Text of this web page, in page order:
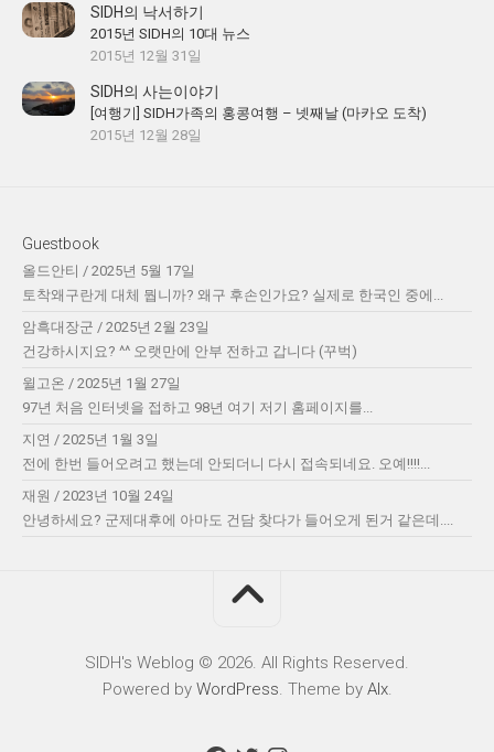
SIDH의 낙서하기
2015년 SIDH의 10대 뉴스
2015년 12월 31일
SIDH의 사는이야기
[여행기] SIDH가족의 홍콩여행 – 넷째날 (마카오 도착)
2015년 12월 28일
Guestbook
올드안티 / 2025년 5월 17일
토착왜구란게 대체 뭡니까? 왜구 후손인가요? 실제로 한국인 중에...
암흑대장군 / 2025년 2월 23일
건강하시지요? ^^ 오랫만에 안부 전하고 갑니다 (꾸벅)
윌고온 / 2025년 1월 27일
97년 처음 인터넷을 접하고 98년 여기 저기 홈페이지를...
지연 / 2025년 1월 3일
전에 한번 들어오려고 했는데 안되더니 다시 접속되네요. 오예!!!!...
재원 / 2023년 10월 24일
안녕하세요? 군제대후에 아마도 건담 찾다가 들어오게 된거 같은데....
SIDH′s Weblog © 2026. All Rights Reserved.
Powered by WordPress. Theme by Alx.